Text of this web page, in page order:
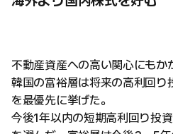
不動産資産への高い関心にもか
韓国の富裕層は将来の高利回り
を最優先に挙げた。
今後1年以内の短期高利回り投